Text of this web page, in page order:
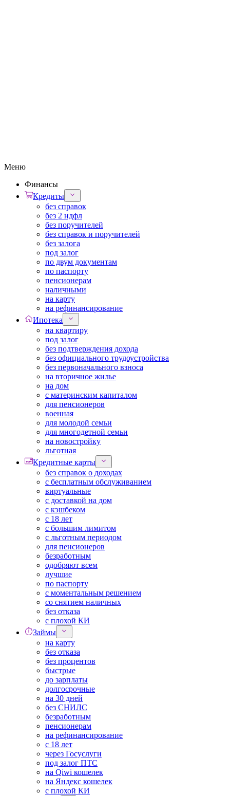
Меню
Финансы
Кредиты
без справок
без 2 ндфл
без поручителей
без справок и поручителей
без залога
под залог
по двум документам
по паспорту
пенсионерам
наличными
на карту
на рефинансирование
Ипотека
на квартиру
под залог
без подтверждения дохода
без официального трудоустройства
без первоначального взноса
на вторичное жилье
на дом
с материнским капиталом
для пенсионеров
военная
для молодой семьи
для многодетной семьи
на новостройку
льготная
Кредитные карты
без справок о доходах
с бесплатным обслуживанием
виртуальные
с доставкой на дом
с кэшбеком
с 18 лет
с большим лимитом
с льготным периодом
для пенсионеров
безработным
одобряют всем
лучшие
по паспорту
с моментальным решением
со снятием наличных
без отказа
с плохой КИ
Займы
на карту
без отказа
без процентов
быстрые
до зарплаты
долгосрочные
на 30 дней
без СНИЛС
безработным
пенсионерам
на рефинансирование
с 18 лет
через Госуслуги
под залог ПТС
на Qiwi кошелек
на Яндекс кошелек
с плохой КИ